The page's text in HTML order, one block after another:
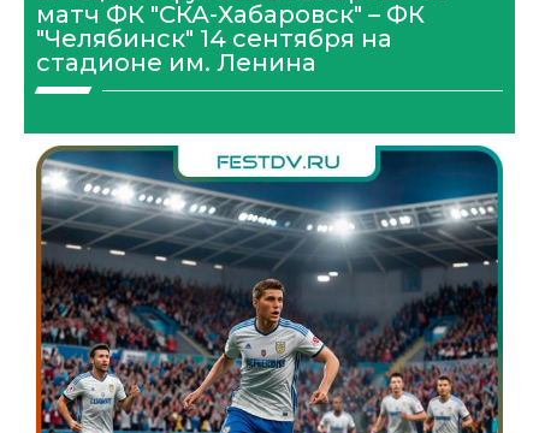
матч ФК "СКА-Хабаровск" – ФК
"Челябинск" 14 сентября на
стадионе им. Ленина